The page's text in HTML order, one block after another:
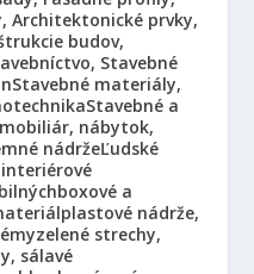
Architektonické prvky,
budov,
Stavebné
Stavebné materiály,
Stavebné a
nábytok,
nádržeĽudské
interiérové
boxové a
plastové nádrže,
zelené strechy,
sálavé